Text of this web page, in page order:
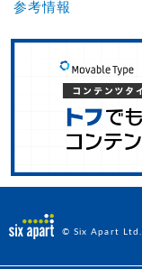
参考情報
© Six Apart Ltd.